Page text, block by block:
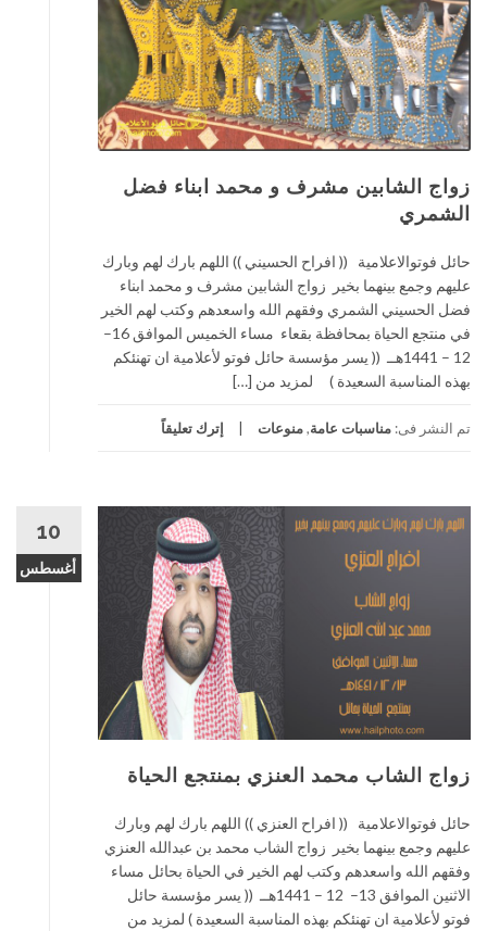
زواج الشابين مشرف و محمد ابناء فضل
الشمري
حائل فوتوالاعلامية (( افراح الحسيني )) اللهم بارك لهم وبارك
عليهم وجمع بينهما بخير زواج الشابين مشرف و محمد ابناء
فضل الحسيني الشمري وفقهم الله واسعدهم وكتب لهم الخير
في منتجع الحياة بمحافظة بقعاء مساء الخميس الموافق 16–
12 – 1441هــ (( يسر مؤسسة حائل فوتو لأعلامية ان تهنئكم
بهذه المناسبة السعيدة ) لمزيد من […]
تم النشر فى: مناسبات عامة,منوعات إترك تعليقاً
10
أغسطس
زواج الشاب محمد العنزي بمنتجع الحياة
حائل فوتوالاعلامية (( افراح العنزي )) اللهم بارك لهم وبارك
عليهم وجمع بينهما بخير زواج الشاب محمد بن عبدالله العنزي
وفقهم الله واسعدهم وكتب لهم الخير في الحياة بحائل مساء
الاثنين الموافق 13– 12 – 1441هــ (( يسر مؤسسة حائل
فوتو لأعلامية ان تهنئكم بهذه المناسبة السعيدة ) لمزيد من